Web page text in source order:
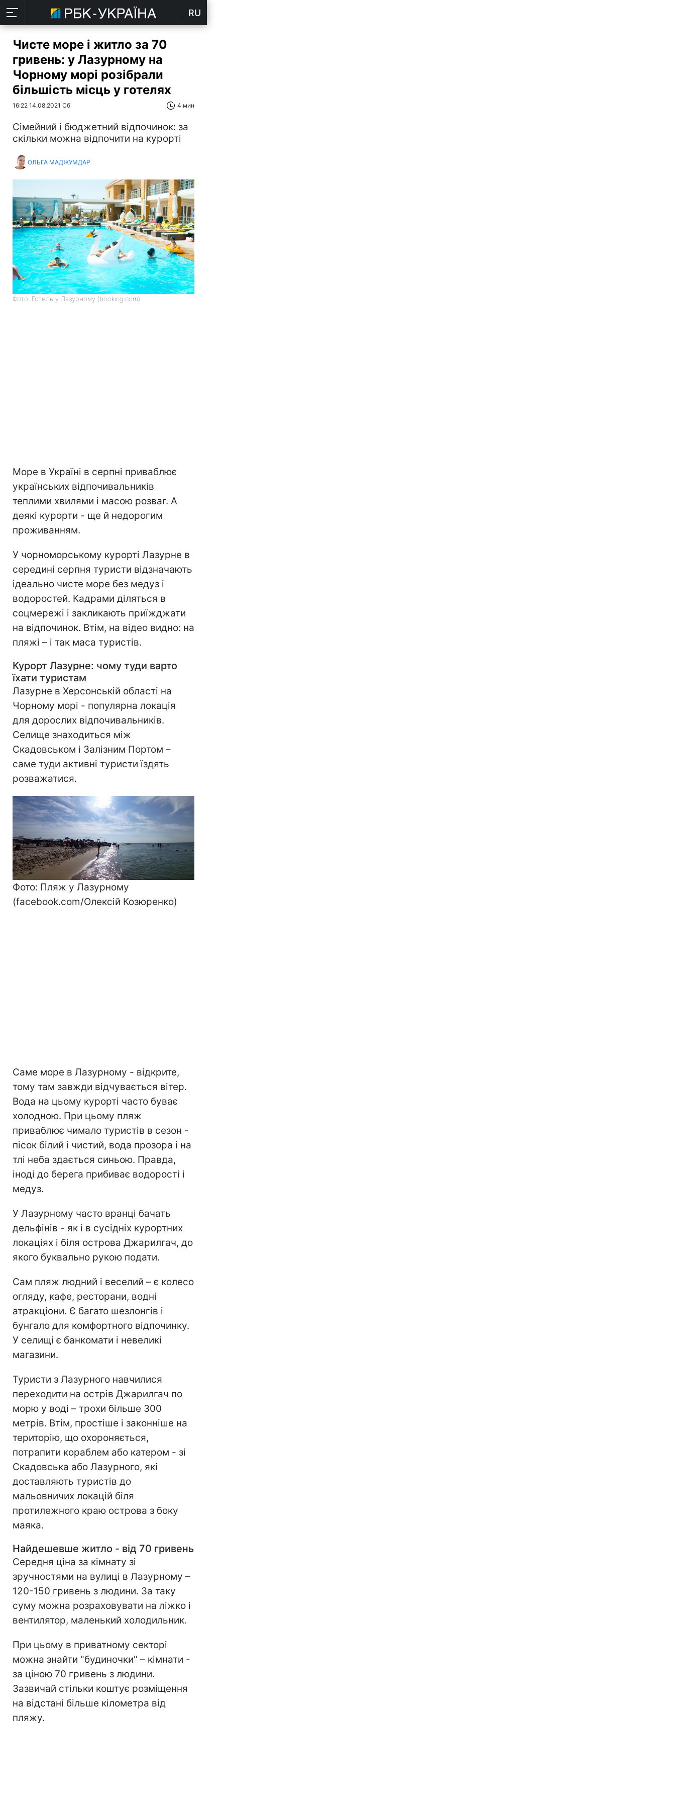
RU
Чисте море і житло за 70
гривень: у Лазурному на
Чорному морі розібрали
більшість місць у готелях
16:22 14.08.2021 Сб 4 мин
Сімейний і бюджетний відпочинок: за
скільки можна відпочити на курорті
ОЛЬГА МАДЖУМДАР
Фото: Готель у Лазурному (booking.com)
Море в Україні в серпні приваблює
українських відпочивальників
теплими хвилями і масою розваг. А
деякі курорти - ще й недорогим
проживанням.
У чорноморському курорті Лазурне в
середині серпня туристи відзначають
ідеально чисте море без медуз і
водоростей. Кадрами діляться в
соцмережі і закликають приїжджати
на відпочинок. Втім, на відео видно: на
пляжі – і так маса туристів.
Курорт Лазурне: чому туди варто
їхати туристам
Лазурне в Херсонській області на
Чорному морі - популярна локація
для дорослих відпочивальників.
Селище знаходиться між
Скадовськом і Залізним Портом –
саме туди активні туристи їздять
розважатися.
Фото: Пляж у Лазурному
(facebook.com/Олексій Козюренко)
Саме море в Лазурному - відкрите,
тому там завжди відчувається вітер.
Вода на цьому курорті часто буває
холодною. При цьому пляж
приваблює чимало туристів в сезон -
пісок білий і чистий, вода прозора і на
тлі неба здається синьою. Правда,
іноді до берега прибиває водорості і
медуз.
У Лазурному часто вранці бачать
дельфінів - як і в сусідніх курортних
локаціях і біля острова Джарилгач, до
якого буквально рукою подати.
Сам пляж людний і веселий – є колесо
огляду, кафе, ресторани, водні
атракціони. Є багато шезлонгів і
бунгало для комфортного відпочинку.
У селищі є банкомати і невеликі
магазини.
Туристи з Лазурного навчилися
переходити на острів Джарилгач по
морю у воді – трохи більше 300
метрів. Втім, простіше і законніше на
територію, що охороняється,
потрапити кораблем або катером - зі
Скадовська або Лазурного, які
доставляють туристів до
мальовничих локацій біля
протилежного краю острова з боку
маяка.
Найдешевше житло - від 70 гривень
Середня ціна за кімнату зі
зручностями на вулиці в Лазурному –
120-150 гривень з людини. За таку
суму можна розраховувати на ліжко і
вентилятор, маленький холодильник.
При цьому в приватному секторі
можна знайти "будиночки" – кімнати -
за ціною 70 гривень з людини.
Зазвичай стільки коштує розміщення
на відстані більше кілометра від
пляжу.